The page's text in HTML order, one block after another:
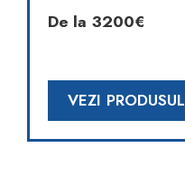
De la 3200€
VEZI PRODUSUL